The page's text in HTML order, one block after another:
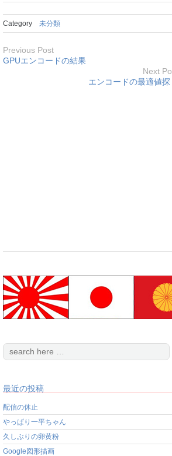
Category 未分類
Previous Post
GPUエンコードの結果
Next
エンコードの最適値探
最近の投稿
配信の休止
やっぱり一平ちゃん
久しぶりの卵黄粉
Google図形描画